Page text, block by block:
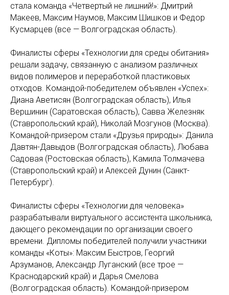
стала команда «Четвертый не лишний!»: Дмитрий
Макеев, Максим Наумов, Максим Шишков и Федор
Кусмарцев (все — Волгоградская область).
Финалисты сферы «Технологии для среды обитания»
решали задачу, связанную с анализом различных
видов полимеров и переработкой пластиковых
отходов. Командой-победителем объявлен «Успех»:
Диана Аветисян (Волгоградская область), Илья
Вершинин (Саратовская область), Савва Железняк
(Ставропольский край), Николай Мозгунов (Москва).
Командой-призером стали «Друзья природы»: Данила
Давтян-Давыдов (Волгоградская область), Любава
Садовая (Ростовская область), Камила Толмачева
(Ставропольский край) и Алексей Дунин (Санкт-
Петербург).
Финалисты сферы «Технологии для человека»
разрабатывали виртуального ассистента школьника,
дающего рекомендации по организации своего
времени. Дипломы победителей получили участники
команды «Коты»: Максим Быстров, Георгий
Арзуманов, Александр Луганский (все трое —
Краснодарский край) и Дарья Смелова
(Волгоградская область). Командой-призером